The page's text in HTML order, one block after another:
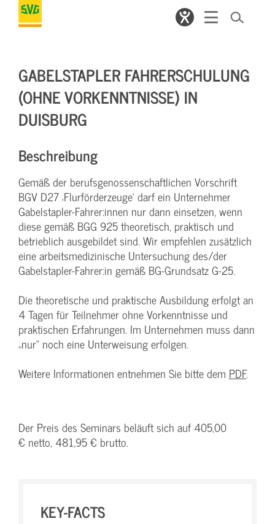
GABELSTAPLER FAHRERSCHULUNG
(OHNE VORKENNTNISSE) IN
DUISBURG
Beschreibung
Gemäß der berufsgenossenschaftlichen Vorschrift
BGV D27 ‚Flurförderzeuge‘ darf ein Unternehmer
Gabelstapler-Fahrer:innen nur dann einsetzen, wenn
diese gemäß BGG 925 theoretisch, praktisch und
betrieblich ausgebildet sind. Wir empfehlen zusätzlich
eine arbeitsmedizinische Untersuchung des/der
Gabelstapler-Fahrer:in gemäß BG-Grundsatz G-25.
Die theoretische und praktische Ausbildung erfolgt an
4 Tagen für Teilnehmer ohne Vorkenntnisse und
praktischen Erfahrungen. Im Unternehmen muss dann
„nur“ noch eine Unterweisung erfolgen.
Weitere Informationen entnehmen Sie bitte dem PDF.
Der Preis des Seminars beläuft sich auf 405,00
€ netto, 481,95 € brutto.
KEY-FACTS